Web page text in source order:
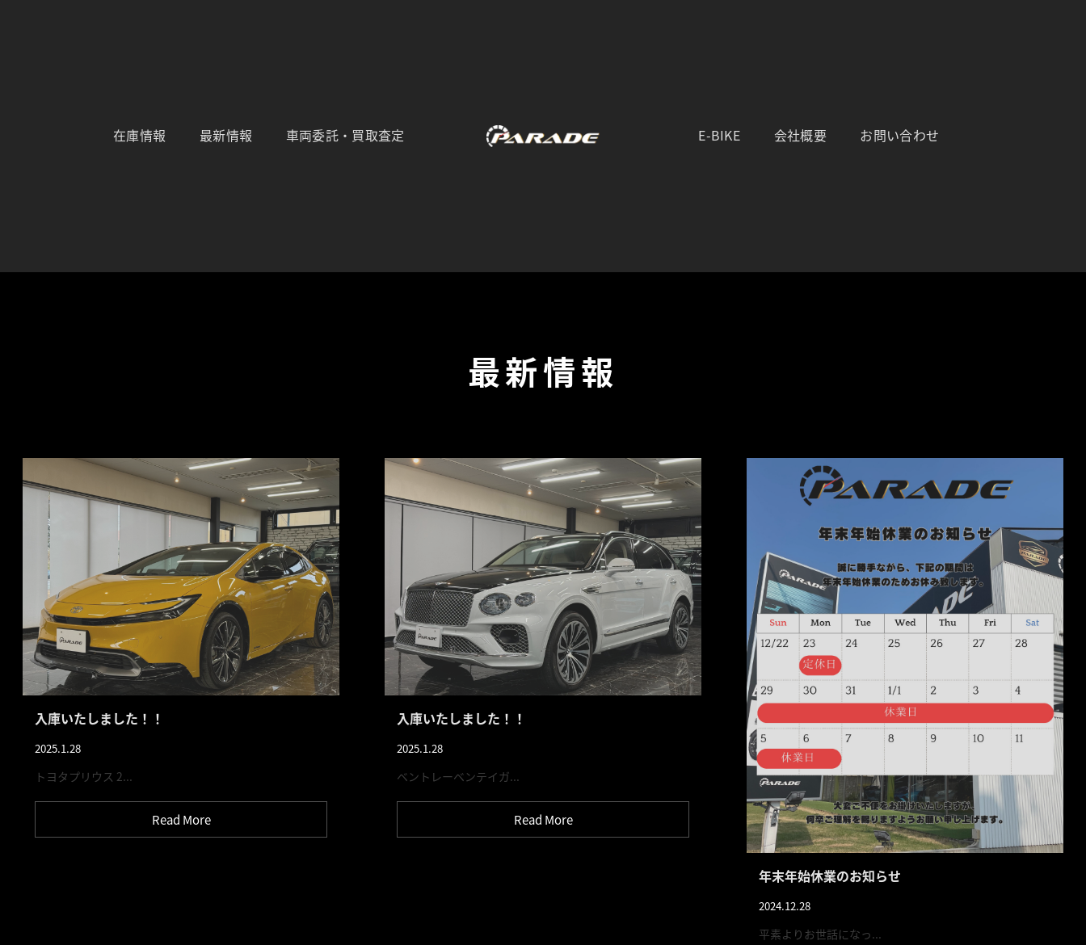
在庫情報 最新情報 車両委託・買取査定 E-BIKE 会社概要 お問い合わせ
最新情報
入庫いたしました！！
2025.1.28
トヨタプリウス 2...
Read More
入庫いたしました！！
2025.1.28
ベントレーベンテイガ...
Read More
年末年始休業のお知らせ
2024.12.28
平素よりお世話になっ...